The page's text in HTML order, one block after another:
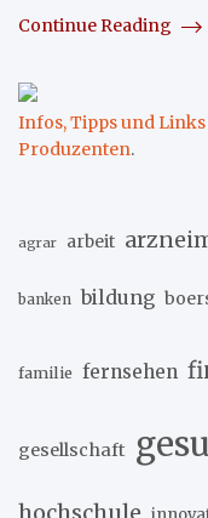
Continue Reading
Infos, Tipps und
Produzenten.
agrar arbeit
banken bildung
familie fernsehen
gesellschaft